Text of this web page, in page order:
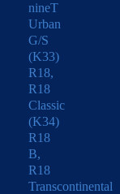
nineT
Urban
G/S
(K33)
R18,
R18
Classic
(K34)
R18
B,
R18
Transcontinental